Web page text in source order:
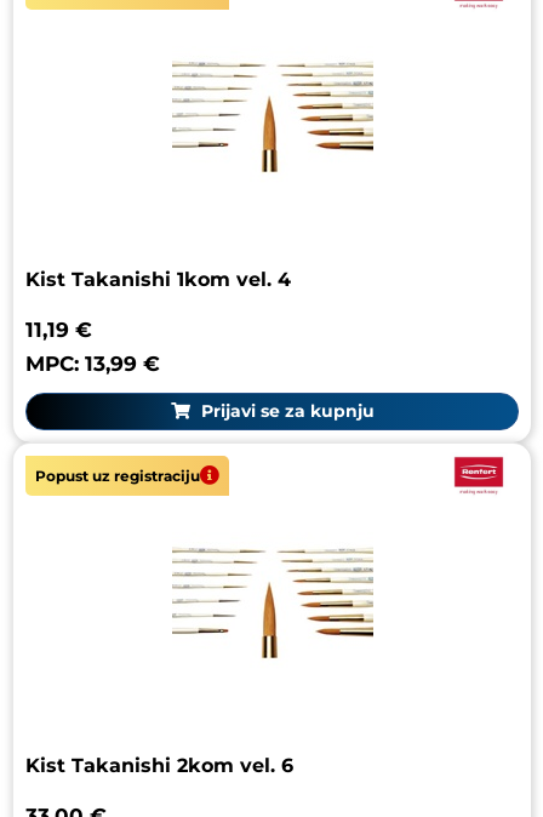
Kist Takanishi 1kom vel. 4
11,19 €
MPC: 13,99 €
Prijavi se za kupnju
Popust uz registraciju
Kist Takanishi 2kom vel. 6